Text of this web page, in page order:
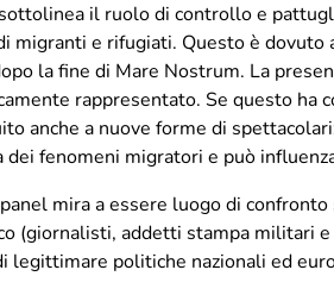
il ruolo di controllo e
migranti e rifugiati. Questo è
la fine di Mare Nostrum. La
rappresentato. Se questo ha
anche a nuove forme di
dei fenomeni migratori e può
mira a essere luogo di
(giornalisti, addetti stampa militari
legittimare politiche nazionali ed